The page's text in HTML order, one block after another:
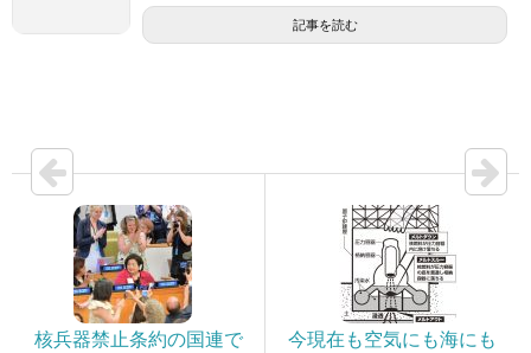
記事を読む
核兵器禁止条約の国連で
今現在も空気にも海にも